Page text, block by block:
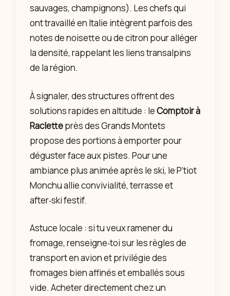
sauvages, champignons). Les chefs qui
ont travaillé en Italie intègrent parfois des
notes de noisette ou de citron pour alléger
la densité, rappelant les liens transalpins
de la région.
À signaler, des structures offrent des
solutions rapides en altitude : leComptoir à
Racletteprès des Grands Montets
propose des portions à emporter pour
déguster face aux pistes. Pour une
ambiance plus animée après le ski, le P’tiot
Monchu allie convivialité, terrasse et
after‑ski festif.
Astuce locale : si tu veux ramener du
fromage, renseigne‑toi sur les règles de
transport en avion et privilégie des
fromages bien affinés et emballés sous
vide. Acheter directement chez un